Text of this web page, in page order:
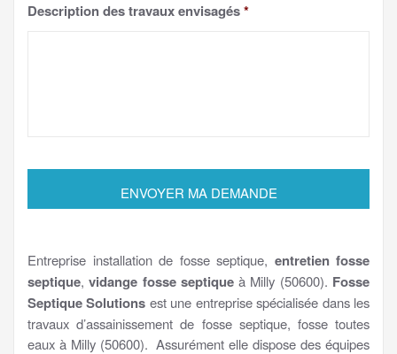
Description des travaux envisagés*
Entreprise installation de fosse septique, entretien fosse
septique,vidange fosse septiqueà Milly (50600). Fosse
Septique Solutions est une entreprise spécialisée dans les
travaux d’assainissement de fosse septique, fosse toutes
eaux à Milly (50600). Assurément elle dispose des équipes